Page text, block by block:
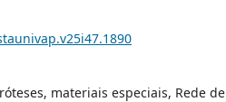
materiais especiais, Rede de